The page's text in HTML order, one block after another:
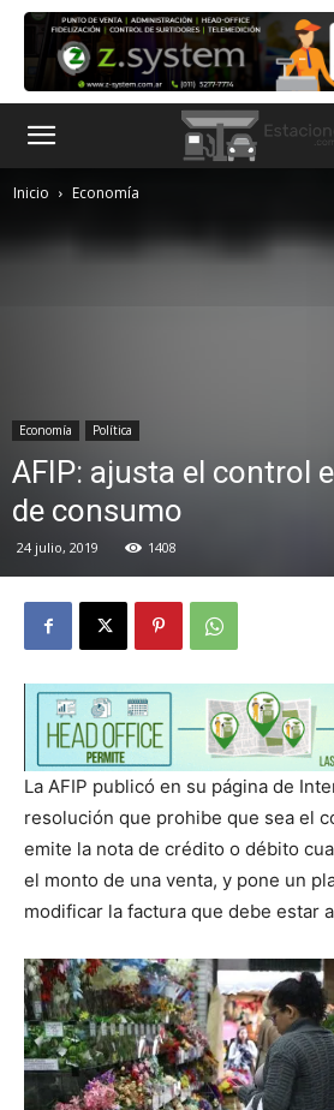
Inicio Economía
Economía Política
AFIP: ajusta el control
de consumo
24 julio, 2019 1408
La AFIP publicó en su página de
resolución que prohibe que sea el
emite la nota de crédito o débito
el monto de una venta, y pone un
modificar la factura que debe estar